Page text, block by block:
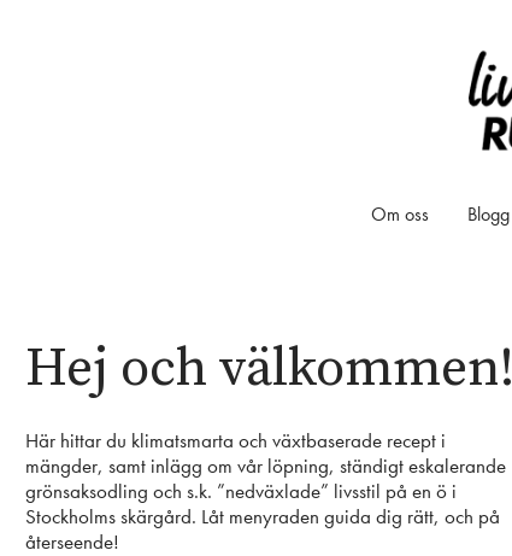
Om oss Blogg
Hej och välkommen!
Här hittar du klimatsmarta och växtbaserade recept i
mängder, samt inlägg om vår löpning, ständigt eskalerande
grönsaksodling och s.k. ”nedväxlade” livsstil på en ö i
Stockholms skärgård. Låt menyraden guida dig rätt, och på
återseende!